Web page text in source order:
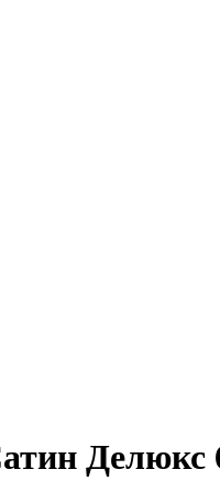
Делюкс